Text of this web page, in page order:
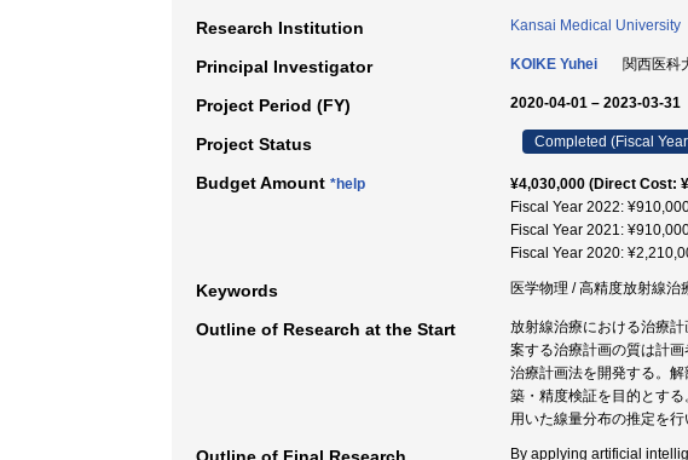
Research Institution Kansai Medical University
Principal Investigator KOIKE Yuhei 関西医科
Project Period (FY) 2020-04-01 – 2023-03-31
Project Status Completed (Fiscal
Budget Amount *help
¥4,030,000 (Direct Cost:
Fiscal Year 2022:
Fiscal Year 2021:
Fiscal Year 2020:
Keywords 医学物理 / 高精度放射線
Outline of Research at the Start
放射線治療における治療
案する治療計画の質は計
治療計画法を開発する。
築・精度検証を目的とす
用いた線量分布の推定を行
By applying artificial